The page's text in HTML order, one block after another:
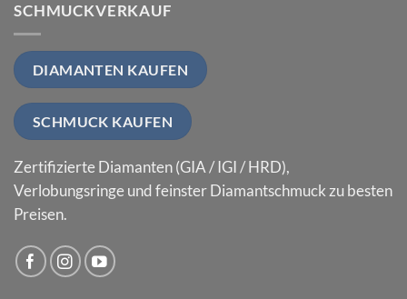
SCHMUCKVERKAUF
DIAMANTEN KAUFEN
SCHMUCK KAUFEN
Zertifizierte Diamanten (GIA / IGI / HRD),
Verlobungsringe und feinster Diamantschmuck zu besten
Preisen.